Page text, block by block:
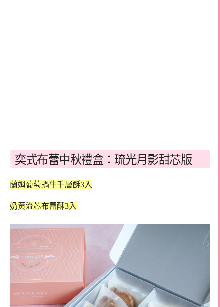
奕式布蕾中秋禮盒：琉光月影甜芯版
蘭姆葡萄蝸牛千層酥3入
奶黃流芯布蕾酥3入